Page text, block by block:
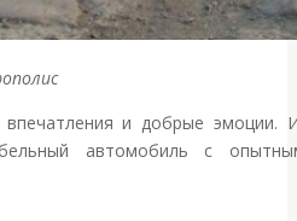
и добрые эмоции.
автомобиль с